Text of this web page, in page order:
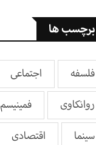
برچسب ها
فلسفه اجتماعی
روانکاوی
فمینیسم
سینما
اقتصادی